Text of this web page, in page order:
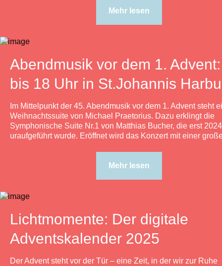
Mehr lesen
Abendmusik vor dem 1.
bis 18 Uhr in St.Johannis
Im Mittelpunkt der 45. Abendmusik vor dem 1. Advent steht
Weihnachtssuite von Michael Praetorius. Dazu erklingt die
Symphonische Suite Nr.1 von Matthias Bucher, die erst 2024
uraufgeführt wurde. Eröffnet wird das Konzert mit einer
Mehr lesen
Lichtmomente: Der digitale
Adventskalender 2025
Der Advent steht vor der Tür – eine Zeit, in der wir zur Ruhe